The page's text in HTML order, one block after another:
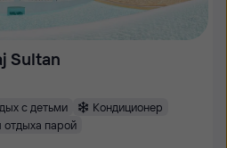
Sultan
с детьми
Кондиционер
отдыха парой